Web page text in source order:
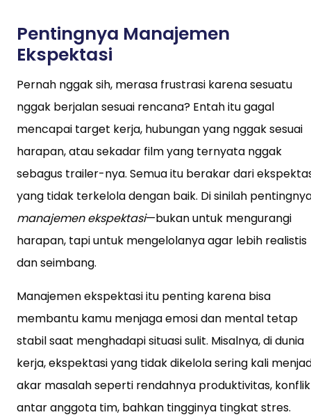
Pentingnya Manajemen
Ekspektasi
Pernah nggak sih, merasa frustrasi karena sesuatu
nggak berjalan sesuai rencana? Entah itu gagal
mencapai target kerja, hubungan yang nggak sesuai
harapan, atau sekadar film yang ternyata nggak
sebagus trailer-nya. Semua itu berakar dari
yang tidak terkelola dengan baik. Di sinilah
manajemen ekspektasi—bukan untuk mengurangi
harapan, tapi untuk mengelolanya agar lebih realistis
dan seimbang.
Manajemen ekspektasi itu penting karena bisa
membantu kamu menjaga emosi dan mental tetap
stabil saat menghadapi situasi sulit. Misalnya, di dunia
kerja, ekspektasi yang tidak dikelola sering kali
akar masalah seperti rendahnya produktivitas, konflik
antar anggota tim, bahkan tingginya tingkat stres.